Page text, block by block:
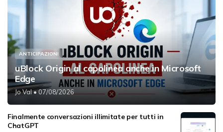
ANTICIPAZIONI
uBlock Origin al capolinea anche in Microsoft
Edge
Jo Val• 07/08/2026
Finalmente conversazioni illimitate per tutti in
ChatGPT